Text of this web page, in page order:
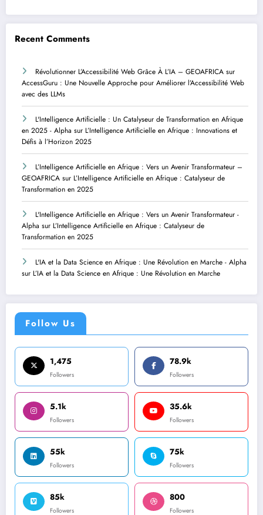
Recent Comments
Révolutionner L’Accessibilité Web Grâce À L’IA – GEOAFRICA sur
AccessGuru : Une Nouvelle Approche pour Améliorer l’Accessibilité Web
avec des LLMs
L'Intelligence Artificielle : Un Catalyseur de Transformation en Afrique
en 2025 - Alpha sur L’Intelligence Artificielle en Afrique : Innovations et
Défis à l’Horizon 2025
L’Intelligence Artificielle en Afrique : Vers un Avenir Transformateur –
GEOAFRICA sur L’Intelligence Artificielle en Afrique : Catalyseur de
Transformation en 2025
L'Intelligence Artificielle en Afrique : Vers un Avenir Transformateur -
Alpha sur L’Intelligence Artificielle en Afrique : Catalyseur de
Transformation en 2025
L'IA et la Data Science en Afrique : Une Révolution en Marche - Alpha
sur L’IA et la Data Science en Afrique : Une Révolution en Marche
Follow Us
1,475
Followers
78.9k
Followers
5.1k
Followers
35.6k
Followers
55k
Followers
75k
Followers
85k
Followers
800
Followers